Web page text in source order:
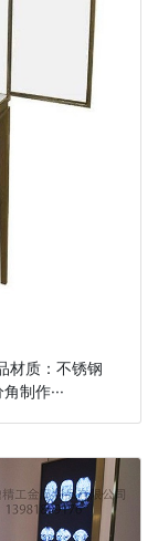
材质：不锈钢
制作···